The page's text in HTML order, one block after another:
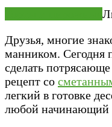
Друзья, многие
манником. Сегодня
сделать
рецепт со
легкий в готовке
любой начинающий